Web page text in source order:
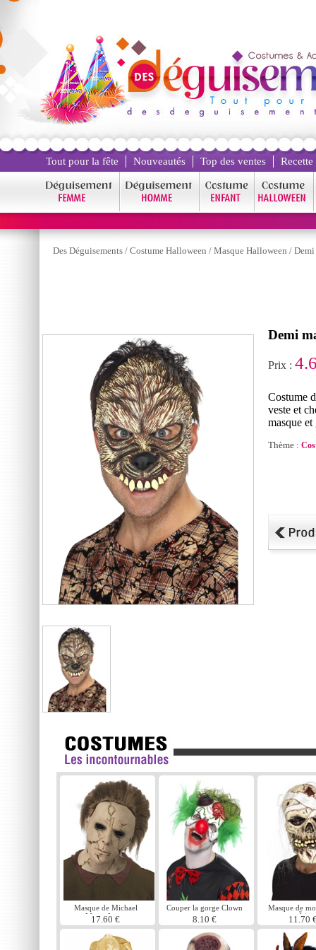
Tout pour la fête Nouveautés Top des ventes
Des Déguisements / Costume Halloween / Masque Halloween / Demi
Demi
Prix :
Costume
veste et
masque et
Thème :
Masque de Michael
Myers Latex
17.60 €
Couper la gorge Clown
masque uniquement
8.10 €
Masque de
crÃ¢ne
11.70